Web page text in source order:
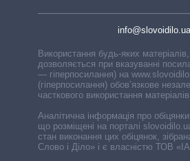
info@slovoidilo.ua
Використання будь-яких
дозволяється при вказуванні
— гіперпосилання) на
(гіперпосилання) обов’язкове
часткового використання матеріалів.
Аналітична інформація про обіцянки
що розміщені на порталі
стан виконання цих обіцянок,
Слово і Діло» і є власністю ТОВ